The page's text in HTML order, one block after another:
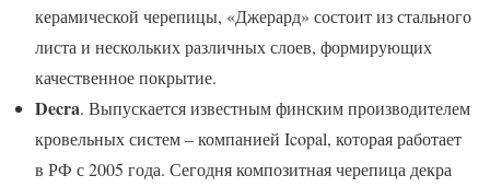
керамической черепицы, «Джерард» состоит из стального
листа и нескольких различных слоев, формирующих
качественное покрытие.
Decra. Выпускается известным финским производителем
кровельных систем – компанией Icopal, которая работает
в РФ с 2005 года. Сегодня композитная черепица декра